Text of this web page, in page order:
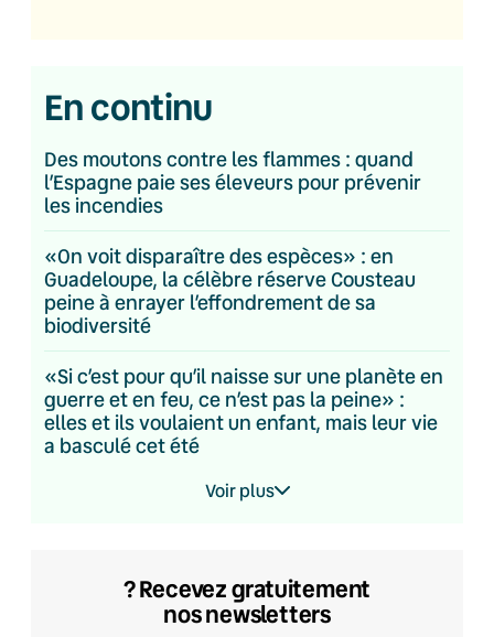
En continu
Des moutons contre les flammes : quand
l’Espagne paie ses éleveurs pour prévenir
les incendies
«On voit disparaître des espèces» : en
Guadeloupe, la célèbre réserve Cousteau
peine à enrayer l’effondrement de sa
biodiversité
«Si c’est pour qu’il naisse sur une planète en
guerre et en feu, ce n’est pas la peine» :
elles et ils voulaient un enfant, mais leur vie
a basculé cet été
Voir plus
? Recevez gratuitement
nos newsletters